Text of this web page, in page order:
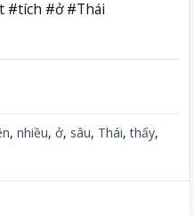
#tích #ở #Thái
, nhiều, ở, sâu, Thái,thấy,